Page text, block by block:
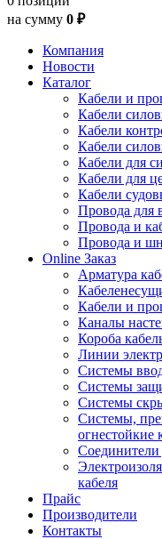
на сумму 0 ₽
Компания
Новости
Каталог
Кабели и
Кабели
Кабели
Кабели
Кабели для
Кабели для
Кабели
Провода для
Провода и
Провода и
Online Заказ
Арматура
Кабели и
Каналы
Короба
Линии
Системы
Системы
Системы
Системы,
огнестойкие
Соединители
кабеля
Прайс
Производители
Контакты